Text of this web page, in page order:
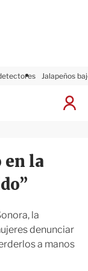
Jalapeños
I
ó
n
en la
la
denunciar
a manos